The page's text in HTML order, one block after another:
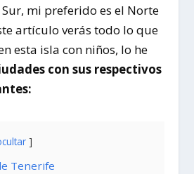
mi preferido es el Norte
artículo verás todo lo que
esta isla con niños, lo he
con sus respectivos
Tenerife